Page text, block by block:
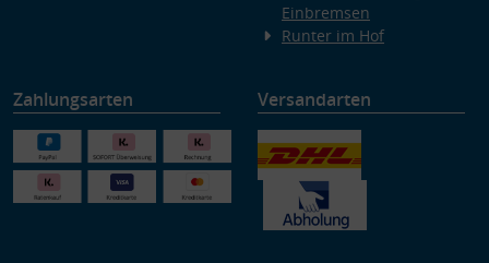
Einbremsen
Runter im Hof
Zahlungsarten Versandarten